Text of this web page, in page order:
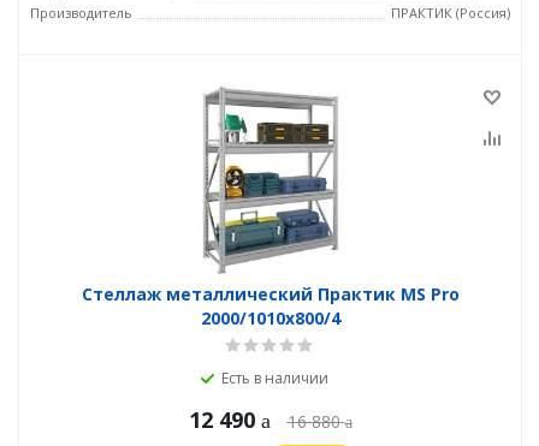
Производитель
ПРАКТИК (Россия)
Стеллаж металлический Практик MS Pro
2000/1010x800/4
Есть в наличии
12 490 16 880